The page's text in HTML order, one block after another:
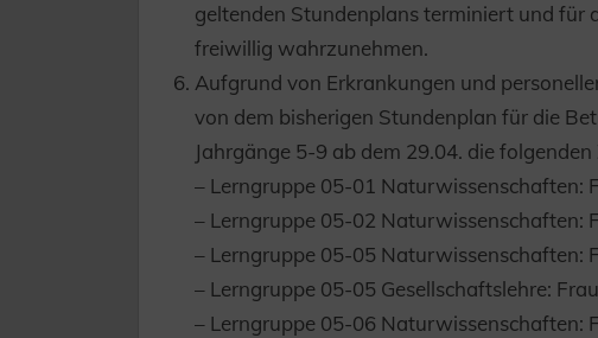
geltenden Stundenplans terminiert und für
freiwillig wahrzunehmen.
Aufgrund von Erkrankungen und
von dem bisherigen Stundenplan für die
Jahrgänge 5-9 ab dem 29.04. die
– Lerngruppe 05-01 Naturwissenschaften:
– Lerngruppe 05-02 Naturwissenschaften:
– Lerngruppe 05-05 Naturwissenschaften:
– Lerngruppe 05-05 Gesellschaftslehre:
– Lerngruppe 05-06 Naturwissenschaften: